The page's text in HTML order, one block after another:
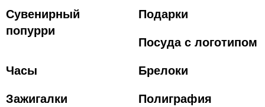
Сувенирный
попурри
Подарки
Посуда с логотипом
Часы
Брелоки
Зажигалки
Полиграфия